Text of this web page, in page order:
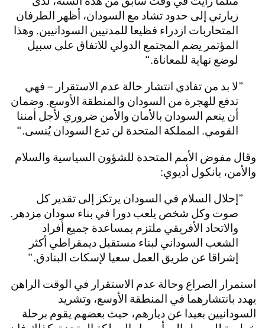
زيارتي إلى حدود تشاد مع السودان، أظهر الطرفان
المتحاربات ازدراء فظيعا للمدنيين السودانيين. وهذا
المؤتمر يضم المجتمع الدولي للاتفاق على سبيل
لوضع نهاية للمعاناة.
لا بد من تفادي انتشار حالة عدم الاستقرار – فهي
تدفع للهجرة من السودان والمنطقة الأوسع. وضمان
أن ينعم السودان بالأمان والأمن ضروري لأجل أمننا
القومي. المملكة المتحدة لن تدع السودان يُنسى.
وقال مفوض الأمم المتحدة للشؤون السياسية والسلام
والأمن، بانكول أديوي:
إحلال السلام في السودان يرتكز إلى تقدير كل
صوت وكل شخص يلعب دورا في بناء سودان مزدهر.
والاتحاد الأفريقي ملتزم بمساعدة جميع أفراد
الشعب السوداني لبناء مستقبل ديمقراطي أكثر
إشراقا عن طريق العمل سعيا لإسكات البنادق.
استمرار الصراع وحالة عدم الاستقرار في الوقت الراهن
يهدد بانتشارهما في المنطقة الأوسع، وتشريد
السودانيين بعيدا عن ديارهم، حيث بعضهم يقوم برحلة